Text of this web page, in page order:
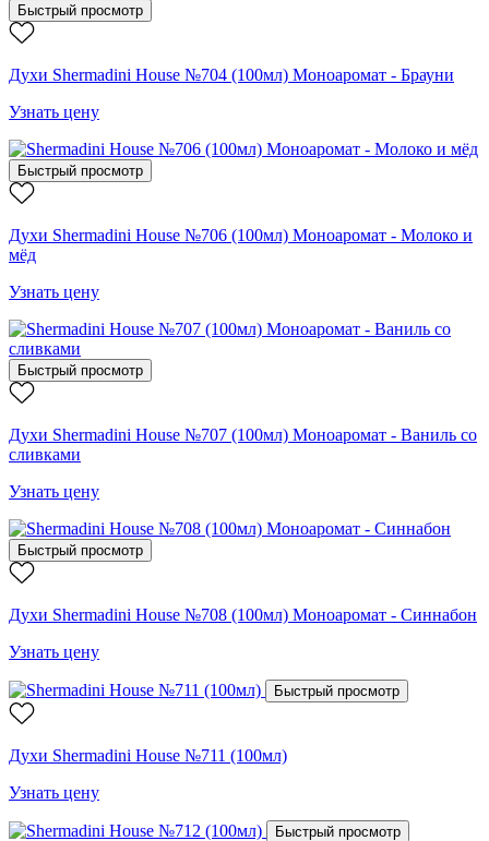
Быстрый просмотр
Духи Shermadini House №704 (100мл) Моноаромат - Брауни
Узнать цену
Быстрый просмотр
Духи Shermadini House №706 (100мл) Моноаромат - Молоко и
мёд
Узнать цену
Быстрый просмотр
Духи Shermadini House №707 (100мл) Моноаромат - Ваниль со
сливками
Узнать цену
Быстрый просмотр
Духи Shermadini House №708 (100мл) Моноаромат - Синнабон
Узнать цену
Быстрый просмотр
Духи Shermadini House №711 (100мл)
Узнать цену
Быстрый просмотр